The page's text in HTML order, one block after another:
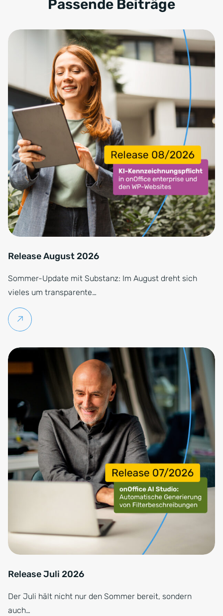
Passende Beiträge
Release August 2026
Sommer-Update mit Substanz: Im August dreht sich
vieles um transparente…
Weiterlesen
Release Juli 2026
Der Juli hält nicht nur den Sommer bereit, sondern
auch…